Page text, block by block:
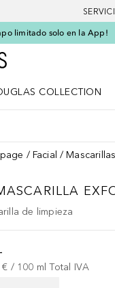
limitado solo en la App!
A Douglas Home
COLLECTION
Facial
de limpieza
€ / 100 ml Total IVA